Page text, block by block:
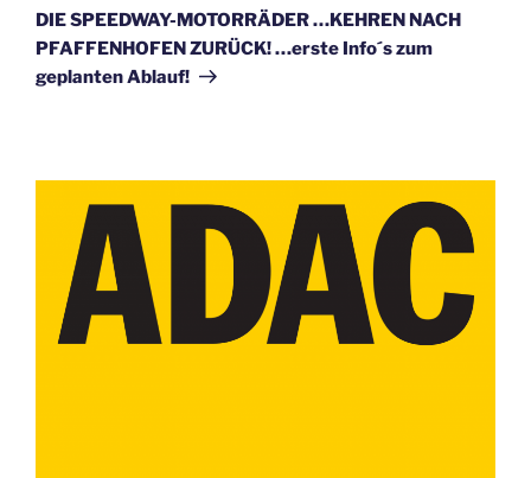
Beitrag
DIE SPEEDWAY-MOTORRÄDER …KEHREN NACH
PFAFFENHOFEN ZURÜCK! …erste Info´s zum
geplanten Ablauf!